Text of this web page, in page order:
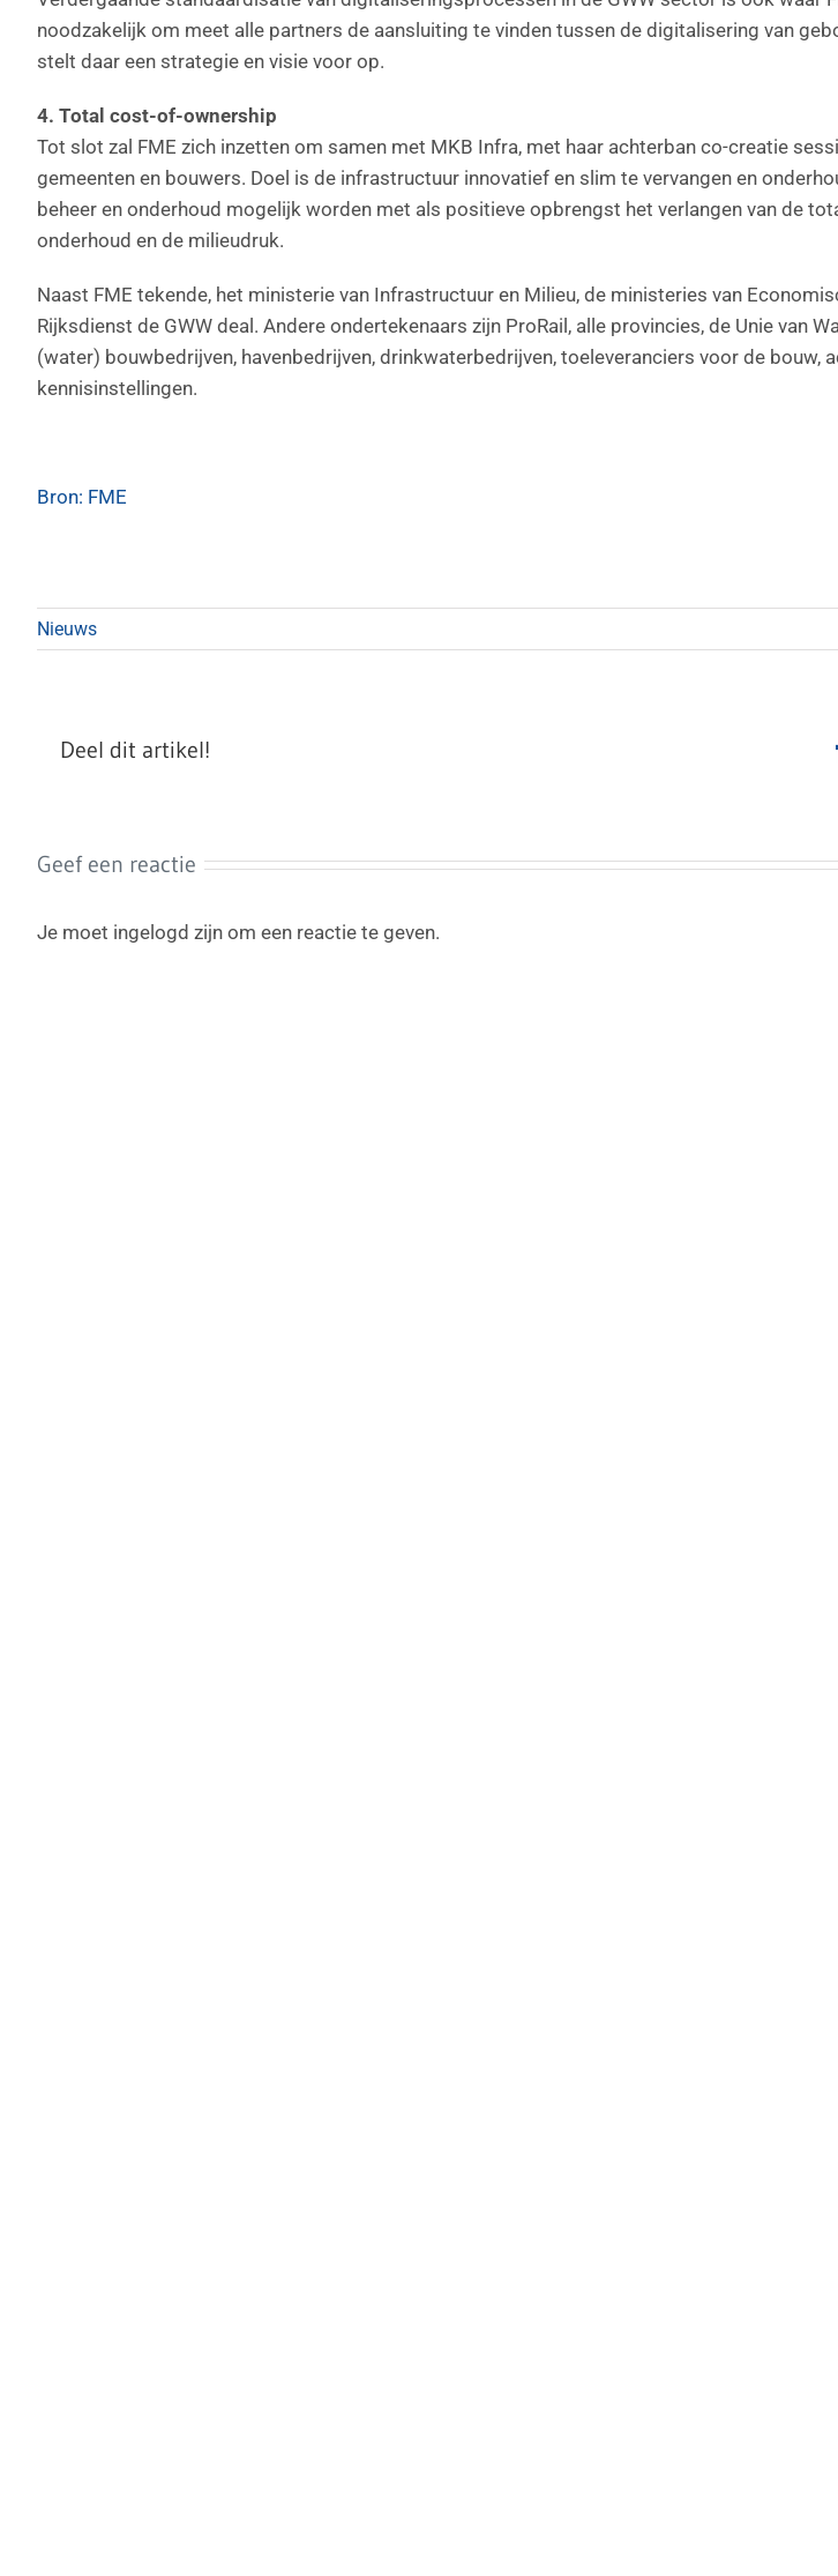
noodzakelijk om meet alle partners de aansluiting te vinden tussen de digitalisering van
stelt daar een strategie en visie voor op.
4. Total cost-of-ownership
Tot slot zal FME zich inzetten om samen met MKB Infra, met haar achterban co-creatie
gemeenten en bouwers. Doel is de infrastructuur innovatief en slim te vervangen en
beheer en onderhoud mogelijk worden met als positieve opbrengst het verlangen van de
onderhoud en de milieudruk.
Naast FME tekende, het ministerie van Infrastructuur en Milieu, de ministeries van
Rijksdienst de GWW deal. Andere ondertekenaars zijn ProRail, alle provincies, de Unie van
(water) bouwbedrijven, havenbedrijven, drinkwaterbedrijven, toeleveranciers voor de bouw,
kennisinstellingen.
Bron: FME
Nieuws
Deel dit artikel!
Geef een reactie
Je moet ingelogd zijn om een reactie te geven.